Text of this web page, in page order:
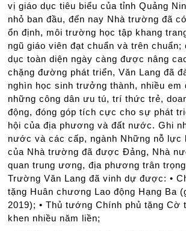
vị giáo dục tiêu biểu của tỉnh Quảng
nhỏ ban đầu, đến nay Nhà trường đã
ổn định, môi trường học tập khang
ngũ giáo viên đạt chuẩn và trên
dục toàn diện ngày càng được nâng
chặng đường phát triển, Văn Lang đã
nghìn học sinh trưởng thành, nhiều em
những công dân ưu tú, trí thức trẻ,
động, đóng góp tích cực cho sự phát
hội của địa phương và đất nước. Ghi
nước và các cấp, ngành Những nỗ lực
của Nhà trường đã được Đảng, Nhà
quan trung ương, địa phương trân
Trường Văn Lang đã vinh dự được: •
tặng Huân chương Lao động Hạng Ba
2019); • Thủ tướng Chính phủ tặng Cờ
khen nhiều năm liền;